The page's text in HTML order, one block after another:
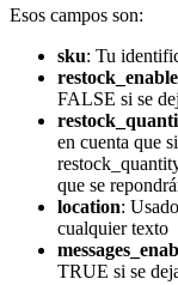
Esos campos son:
sku: Tu
FALSE si se
en cuenta que
que se
location:
cualquier texto
TRUE si se